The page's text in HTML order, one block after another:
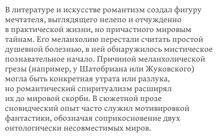
В литературе и искусстве романтизм создал фигуру
мечтателя, выглядящего нелепо и отчужденно
в практической жизни, но причастного мировым
тайнам. Его меланхолию перестали считать простой
душевной болезнью, в ней обнару­жилось мистическое
познавательное начало. Причиной меланхолической
грезы (например, у Шатобриана или Жуковского)
могла быть конкретная утрата или разлука,
но романтический спиритуализм расширял
их до мировой скорби. В сюжетной прозе
сновидческий опыт часто служил мотивировкой
фантастики, обозначая соприкосновение двух
онтологически несовместимых миров.